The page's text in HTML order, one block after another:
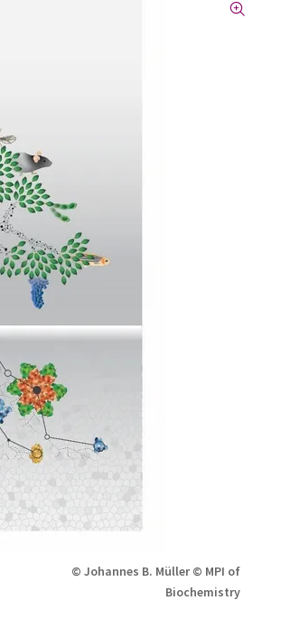
© Johannes B. Müller © MPI of
Biochemistry